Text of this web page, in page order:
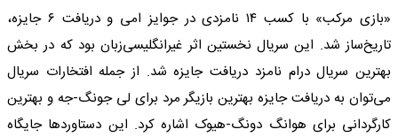
«بازی مرکب» با کسب ۱۴ نامزدی در جوایز امی و دریافت ۶ جایزه،
تاریخ‌ساز شد. این سریال نخستین اثر غیرانگلیسی‌زبان بود که در بخش
بهترین سریال درام نامزد دریافت جایزه شد. از جمله افتخارات سریال
می‌توان به دریافت جایزه بهترین بازیگر مرد برای لی جونگ-جه و بهترین
کارگردانی برای هوانگ دونگ-هیوک اشاره کرد. این دستاوردها جایگاه